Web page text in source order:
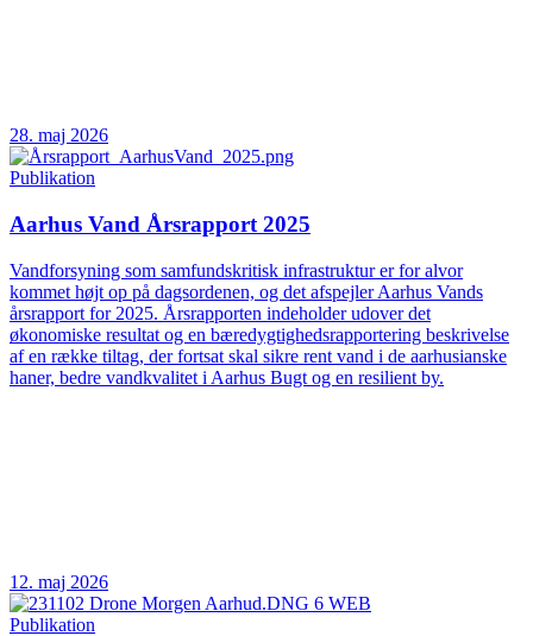
28. maj 2026
Publikation
Aarhus Vand Årsrapport 2025
Vandforsyning som samfundskritisk infrastruktur er for alvor
kommet højt op på dagsordenen, og det afspejler Aarhus Vands
årsrapport for 2025. Årsrapporten indeholder udover det
økonomiske resultat og en bæredygtighedsrapportering beskrivelse
af en række tiltag, der fortsat skal sikre rent vand i de aarhusianske
haner, bedre vandkvalitet i Aarhus Bugt og en resilient by.
12. maj 2026
Publikation